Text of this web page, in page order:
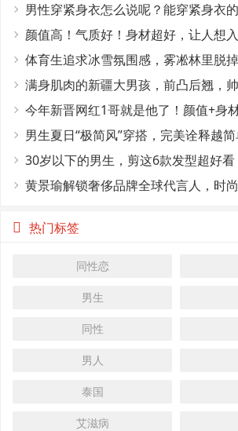
男性穿紧身衣怎么说呢？能穿紧身衣
这4个条件
颜值高！气质好！身材超好，让人想
体育生追求冰雪氛围感，雾凇林里脱
满身肌肉的新疆大男孩，前凸后翘，
今年新晋网红1哥就是他了！颜值+身
男生夏日“极简风”穿搭，完美诠释越
30岁以下的男生，剪这6款发型超好
黄景瑜解锁奢侈品牌全球代言人，时
热门标签
同性恋
男生
同性
男人
泰国
艾滋病